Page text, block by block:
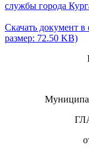
службы города
Скачать документ
размер: 72.50 KB)